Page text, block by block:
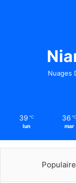
Nuages
39 ℃
lun
36 ℃
mar
Populaire